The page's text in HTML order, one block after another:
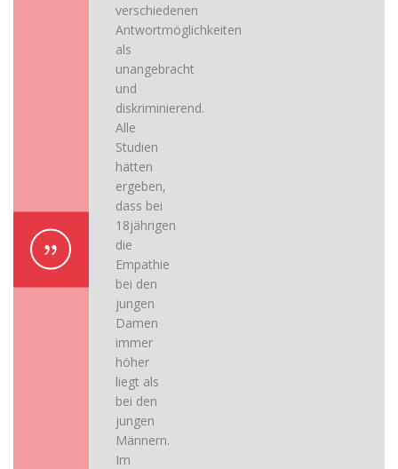
verschiedenen
Antwortmöglichkeiten
als
unangebracht
und
diskriminierend.
Alle
Studien
hätten
ergeben,
dass bei
18jährigen
die
Empathie
bei den
jungen
Damen
immer
höher
liegt als
bei den
jungen
Männern.
Im